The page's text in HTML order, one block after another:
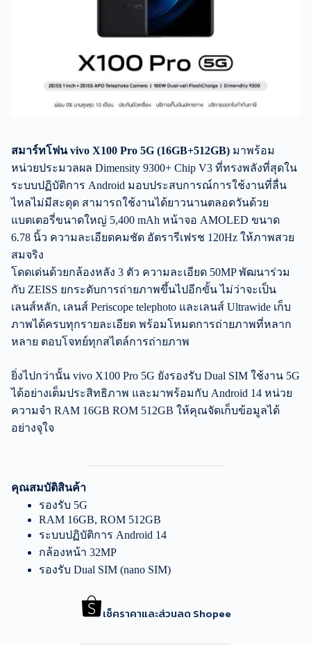
สมาร์ทโฟน vivo X100 Pro 5G (16GB+512GB) มาพร้อม
หน่วยประมวลผล Dimensity 9300+ Chip V3 ที่ทรงพลังที่สุดใน
ระบบปฏิบัติการ Android มอบประสบการณ์การใช้งานที่ลื่น
ไหลไม่มีสะดุด สามารถใช้งานได้ยาวนานตลอดวันด้วย
แบตเตอรี่ขนาดใหญ่ 5,400 mAh หน้าจอ AMOLED ขนาด
6.78 นิ้ว ความละเอียดคมชัด อัตรารีเฟรช 120Hz ให้ภาพสวย
สมจริง
โดดเด่นด้วยกล้องหลัง 3 ตัว ความละเอียด 50MP พัฒนาร่วม
กับ ZEISS ยกระดับการถ่ายภาพขึ้นไปอีกขั้น ไม่ว่าจะเป็น
เลนส์หลัก, เลนส์ Periscope telephoto และเลนส์ Ultrawide เก็บ
ภาพได้ครบทุกรายละเอียด พร้อมโหมดการถ่ายภาพที่หลาก
หลาย ตอบโจทย์ทุกสไตล์การถ่ายภาพ
ยิ่งไปกว่านั้น vivo X100 Pro 5G ยังรองรับ Dual SIM ใช้งาน 5G
ได้อย่างเต็มประสิทธิภาพ และมาพร้อมกับ Android 14 หน่วย
ความจำ RAM 16GB ROM 512GB ให้คุณจัดเก็บข้อมูลได้
อย่างจุใจ
คุณสมบัติสินค้า
รองรับ 5G
RAM 16GB, ROM 512GB
ระบบปฏิบัติการ Android 14
กล้องหน้า 32MP
รองรับ Dual SIM (nano SIM)
เช็คราคาและส่วนลด Shopee